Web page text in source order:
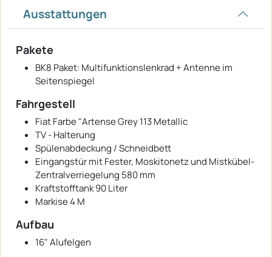
Ausstattungen
Pakete
BK8 Paket: Multifunktionslenkrad + Antenne im
Seitenspiegel
Fahrgestell
Fiat Farbe "Artense Grey 113 Metallic
TV - Halterung
Spülenabdeckung / Schneidbett
Eingangstür mit Fester, Moskitonetz und Mistkübel-
Zentralverriegelung 580 mm
Kraftstofftank 90 Liter
Markise 4 M
Aufbau
16" Alufelgen